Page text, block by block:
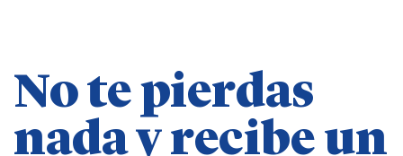
No te pierdas
nada y recibe un